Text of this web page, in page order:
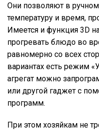
Они позволяют в
температуру и время,
Имеется и функция 3D
прогревать блюдо во
равномерно со всех
вариантах есть режим
агрегат можно
или другой гаджет с
программ.
При этом хозяйкам не